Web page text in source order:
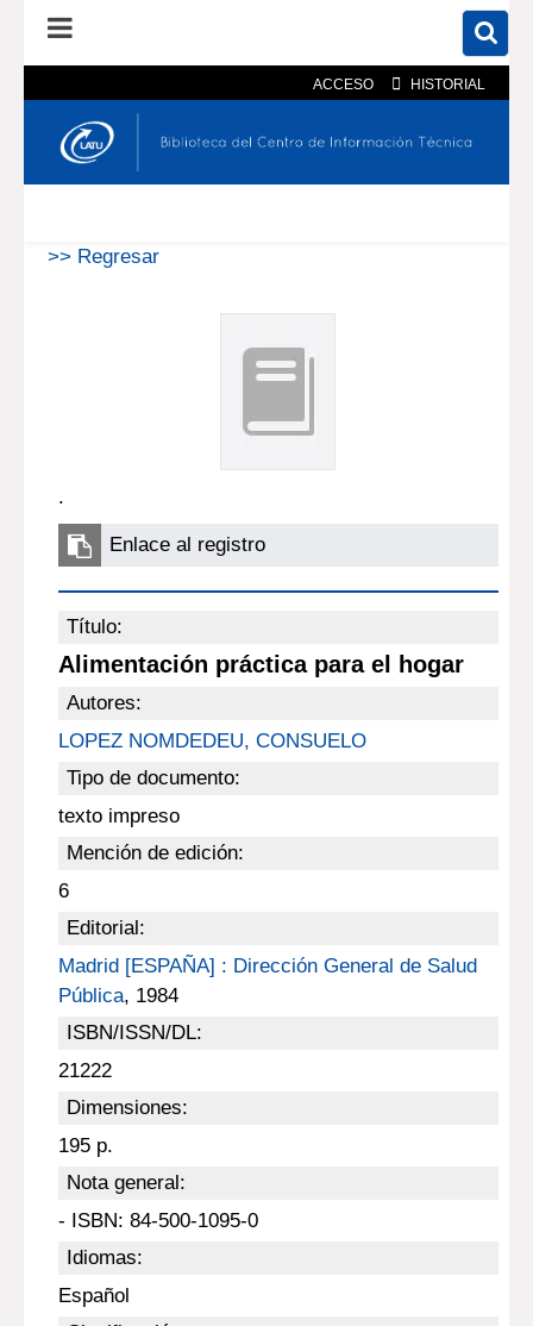
ACCESO HISTORIAL
En el catálogo En el sitio
>> Regresar
.
Enlace al registro
Título:
Alimentación práctica para el hogar
Autores:
LOPEZ NOMDEDEU, CONSUELO
Tipo de documento:
texto impreso
Mención de edición:
6
Editorial:
Madrid [ESPAÑA] : Dirección General de Salud
Pública, 1984
ISBN/ISSN/DL:
21222
Dimensiones:
195 p.
Nota general:
- ISBN: 84-500-1095-0
Idiomas:
Español